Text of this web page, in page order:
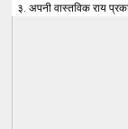
३. अपनी वास्तविक राय